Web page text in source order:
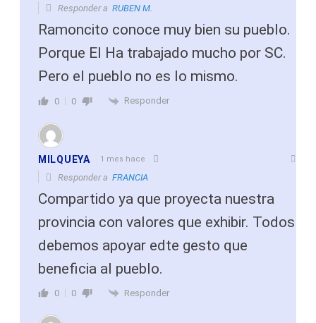
Responder a RUBEN M.
Ramoncito conoce muy bien su pueblo.
Porque El Ha trabajado mucho por SC.
Pero el pueblo no es lo mismo.
0 0 Responder
MILQUEYA 1 mes hace
Responder a FRANCIA
Compartido ya que proyecta nuestra
provincia con valores que exhibir. Todos
debemos apoyar edte gesto que
beneficia al pueblo.
0 0 Responder